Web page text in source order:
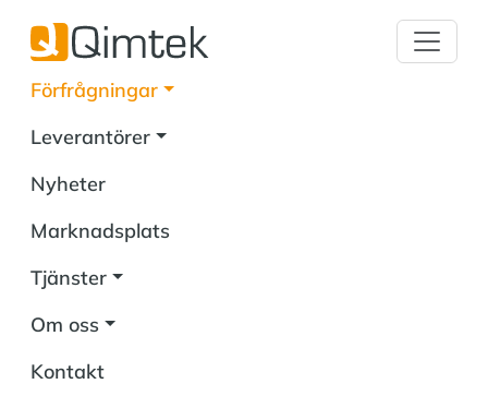
Förfrågningar
Leverantörer
Nyheter
Marknadsplats
Tjänster
Om oss
Kontakt